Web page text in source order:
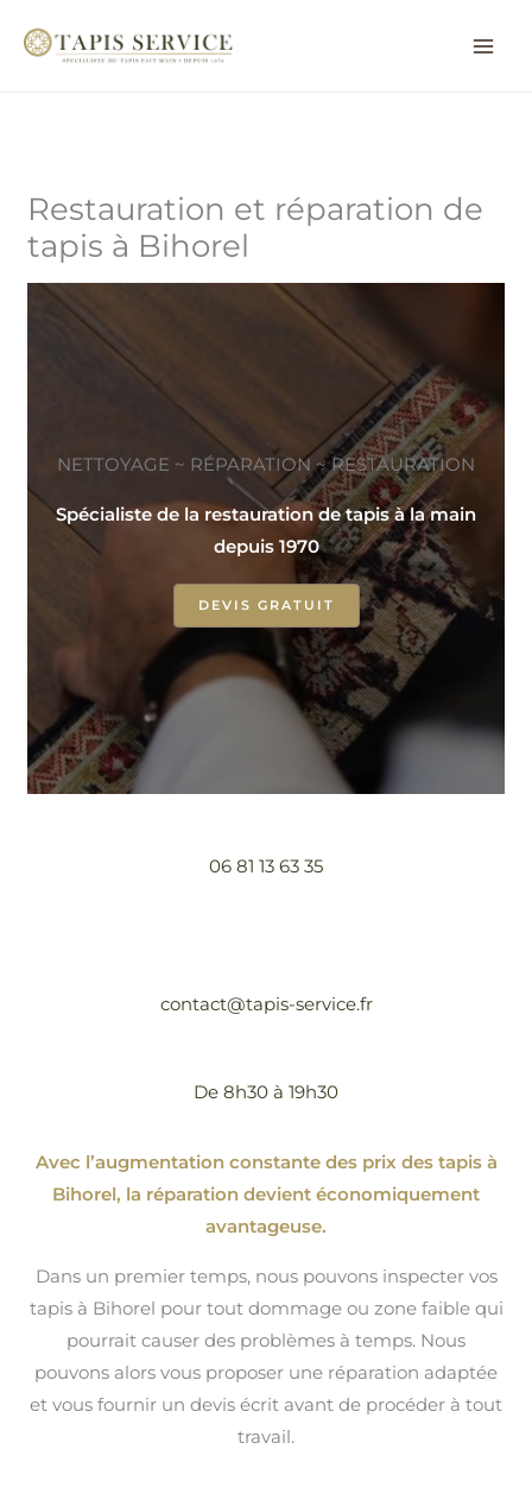
Restauration et réparation de
tapis à Bihorel
NETTOYAGE ~ RÉPARATION ~ RESTAURATION
Spécialiste de la restauration de tapis à la main
depuis 1970
DEVIS GRATUIT
06 81 13 63 35
contact@tapis-service.fr
De 8h30 à 19h30
Avec l’augmentation constante des prix des tapis à
Bihorel, la réparation devient économiquement
avantageuse.
Dans un premier temps, nous pouvons inspecter vos
tapis à Bihorel pour tout dommage ou zone faible qui
pourrait causer des problèmes à temps. Nous
pouvons alors vous proposer une réparation adaptée
et vous fournir un devis écrit avant de procéder à tout
travail.